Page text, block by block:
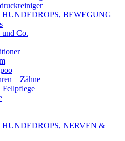
BEWEGUNG
und Co.
– Zähne
Fellpflege
NERVEN &